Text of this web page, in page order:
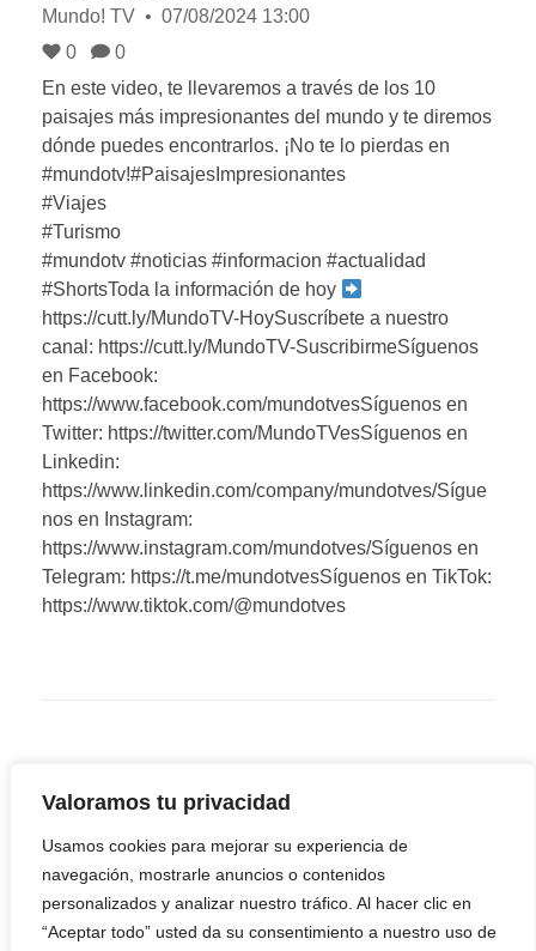
Valoramos tu privacidad
Usamos cookies para mejorar su experiencia de
navegación, mostrarle anuncios o contenidos
personalizados y analizar nuestro tráfico. Al hacer clic en
“Aceptar todo” usted da su consentimiento a nuestro uso de
Mundo! TV
07/08/2024 13:00
0
0
En este video, te llevaremos a través de los 10
paisajes más impresionantes del mundo y te diremos
dónde puedes encontrarlos. ¡No te lo pierdas en
#mundotv!#PaisajesImpresionantes
#Viajes
#Turismo
#mundotv #noticias #informacion #actualidad
#ShortsToda la información de hoy
https://cutt.ly/MundoTV-HoySuscríbete a nuestro
canal: https://cutt.ly/MundoTV-SuscribirmeSíguenos
en Facebook:
https://www.facebook.com/mundotvesSíguenos en
Twitter: https://twitter.com/MundoTVesSíguenos en
Linkedin:
https://www.linkedin.com/company/mundotves/Sígue
nos en Instagram:
https://www.instagram.com/mundotves/Síguenos en
Telegram: https://t.me/mundotvesSíguenos en TikTok:
https://www.tiktok.com/@mundotves